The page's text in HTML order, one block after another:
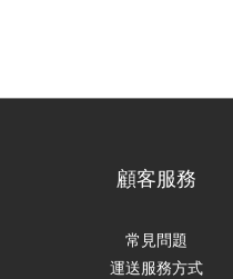
顧客服務
常見問題
運送服務方式